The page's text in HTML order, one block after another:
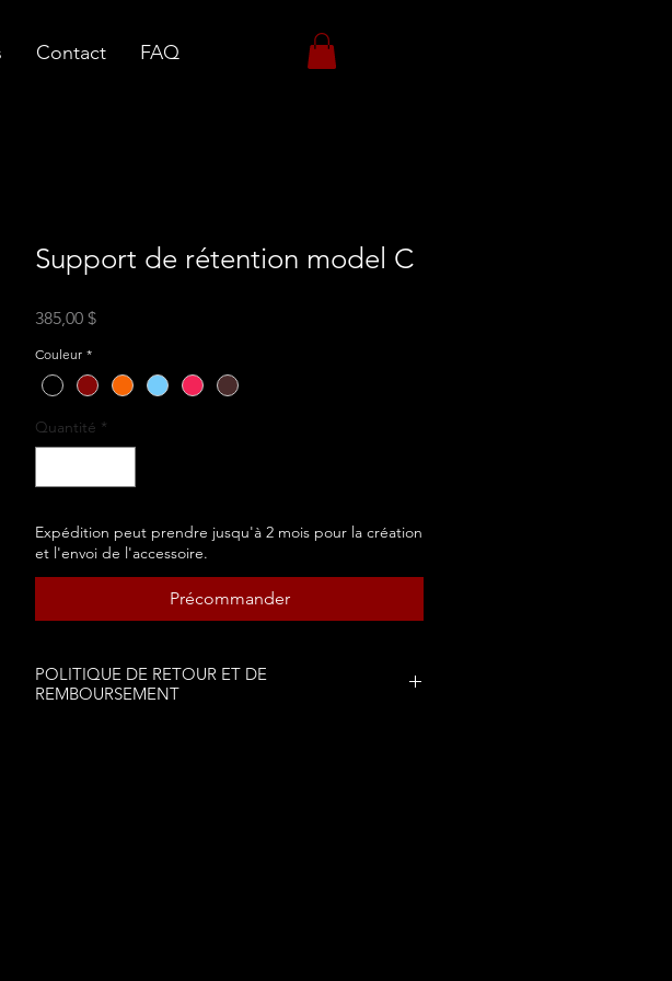
Contact FAQ
Support de rétention model C
385,00 $Prix
Couleur *
Quantité *
Expédition peut prendre jusqu'à 2 mois pour la création
et l'envoi de l'accessoire.
Précommander
POLITIQUE DE RETOUR ET DE
REMBOURSEMENT